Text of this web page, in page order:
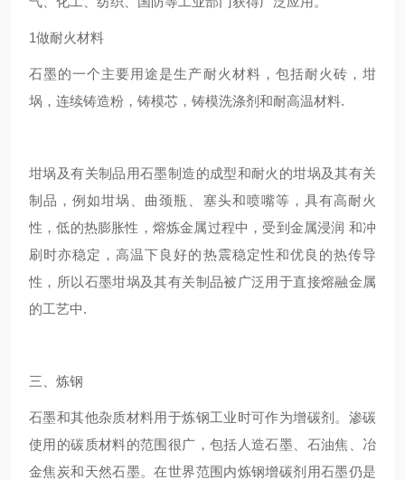
1做耐火材料
石墨的一个主要用途是生产耐火材料，包括耐火砖，坩
埚，连续铸造粉，铸模芯，铸模洗涤剂和耐高温材料.
坩埚及有关制品用石墨制造的成型和耐火的坩埚及其有关
制品，例如坩埚、曲颈瓶、塞头和喷嘴等，具有高耐火
性，低的热膨胀性，熔炼金属过程中，受到金属浸润 和冲
刷时亦稳定，高温下良好的热震稳定性和优良的热传导
性，所以石墨坩埚及其有关制品被广泛用于直接熔融金属
的工艺中.
三、炼钢
石墨和其他杂质材料用于炼钢工业时可作为增碳剂。渗碳
使用的碳质材料的范围很广，包括人造石墨、石油焦、冶
金焦炭和天然石墨。在世界范围内炼钢增碳剂用石墨仍是